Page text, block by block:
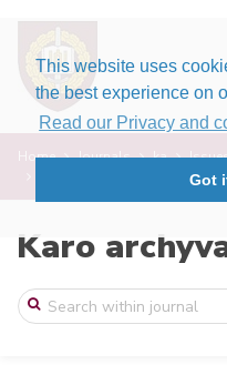
This website uses
the best experience on
Read our Privacy and
Got
Home Journals ka
Lietuvos kariuomenės
Karo